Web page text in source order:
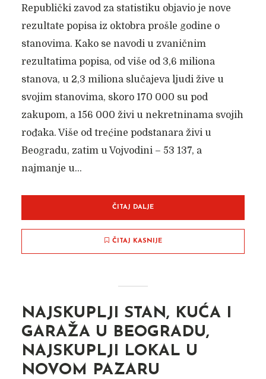
Republički zavod za statistiku objavio je nove
rezultate popisa iz oktobra prošle godine o
stanovima. Kako se navodi u zvaničnim
rezultatima popisa, od više od 3,6 miliona
stanova, u 2,3 miliona slučajeva ljudi žive u
svojim stanovima, skoro 170 000 su pod
zakupom, a 156 000 živi u nekretninama svojih
rođaka. Više od trećine podstanara živi u
Beogradu, zatim u Vojvodini – 53 137, a
najmanje u...
ČITAJ DALJE
ČITAJ KASNIJE
NAJSKUPLJI STAN, KUĆA I
GARAŽA U BEOGRADU,
NAJSKUPLJI LOKAL U
NOVOM PAZARU